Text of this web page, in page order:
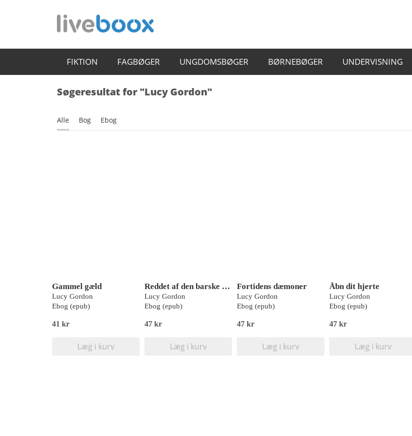
FIKTION FAGBØGER UNGDOMSBØGER BØRNEBØGER UNDERVISNING
Søgeresultat for "Lucy Gordon"
Alle Bog Ebog
Gammel gæld
Lucy Gordon
Ebog (epub)
41 kr
Læg i kurv
Reddet af den barske finansfyrste
Lucy Gordon
Ebog (epub)
47 kr
Læg i kurv
Fortidens dæmoner
Lucy Gordon
Ebog (epub)
47 kr
Læg i kurv
Åbn dit hjerte
Lucy Gordon
Ebog (epub)
47 kr
Læg i kurv